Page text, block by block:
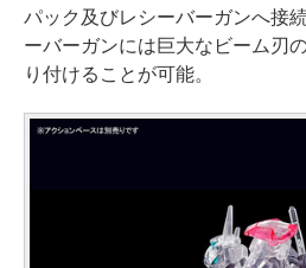
パック及びレシーバーガンへ接
ーバーガンには巨大なビーム刃
り付けることが可能。